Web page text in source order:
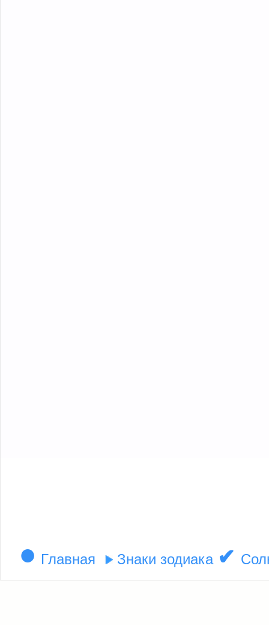
● Главная Знаки зодиака ✔